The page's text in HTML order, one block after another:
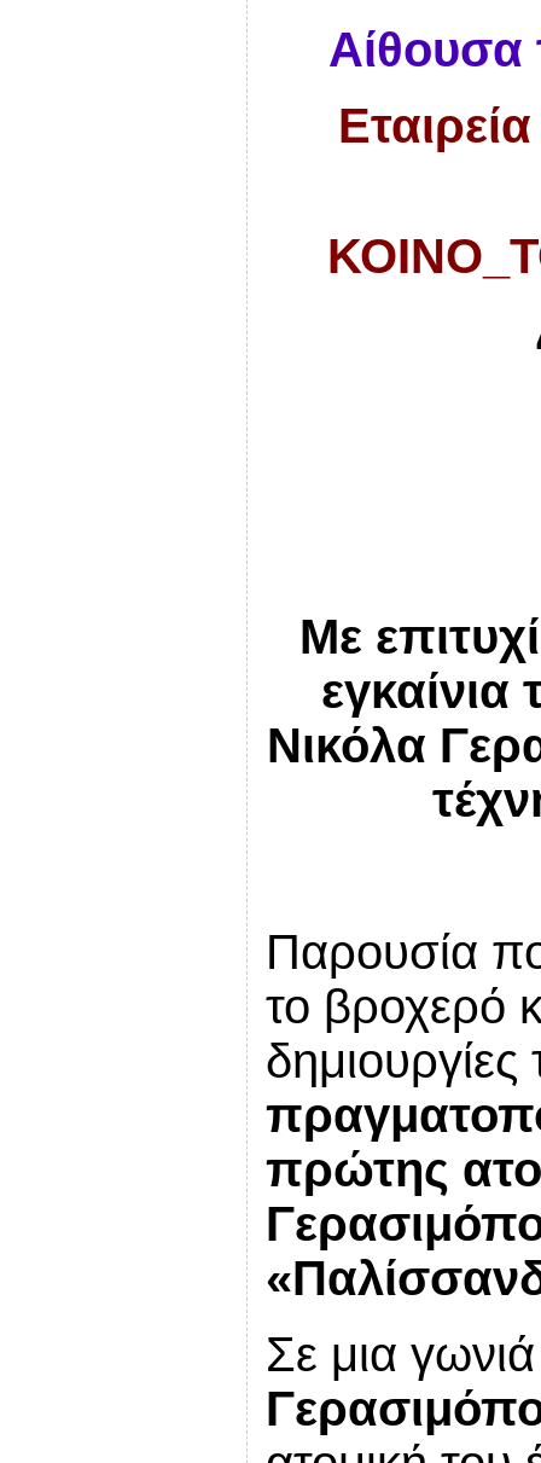
Αίθουσα
Με
εγκαίνια
Νικόλα
Παρουσία
το βροχερό
δημιουργίες
πρώτης
Σε μια